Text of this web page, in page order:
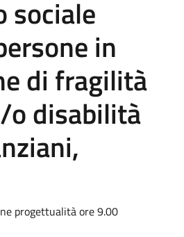
sociale
in
di fragilità
o disabilità
progettualità ore 9.00